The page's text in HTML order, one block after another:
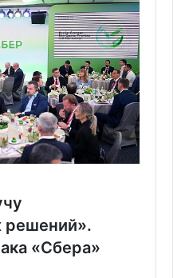
решений».
«Сбера»